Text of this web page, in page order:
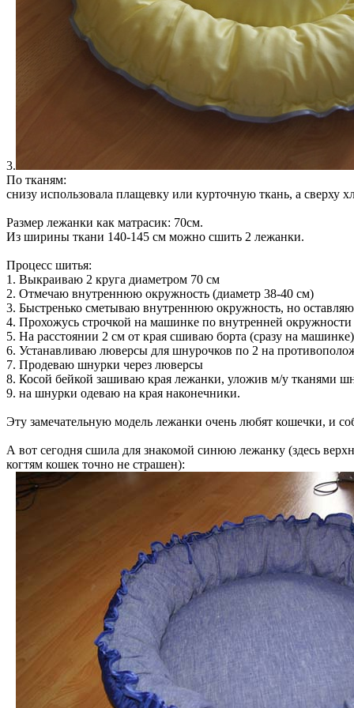
3.
По тканям:
снизу использовала плащевку или курточную ткань, а
Размер лежанки как матрасик: 70см.
Из ширины ткани 140-145 см можно сшить 2 лежанки.
Процесс шитья:
1. Выкраиваю 2 круга диаметром 70 см
2. Отмечаю внутреннюю окружность (диаметр 38-40 см)
3. Быстренько сметываю внутреннюю окружность, но
4. Прохожусь строчкой на машинке по внутренней окружности
5. На расстоянии 2 см от края сшиваю борта (сразу на
6. Устанавливаю люверсы для шнурочков по 2 на
7. Продеваю шнурки через люверсы
8. Косой бейкой зашиваю края лежанки, уложив м/у тканями
9. на шнурки одеваю на края наконечники.
Эту замечательную модель лежанки очень любят кошечки, и
А вот сегодня сшила для знакомой синюю лежанку (здесь
когтям кошек точно не страшен):